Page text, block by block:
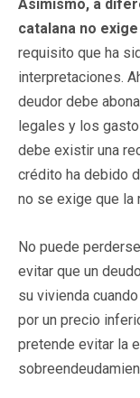
Asimismo, a
catalana no
requisito que ha
interpretaciones.
deudor debe
legales y los
debe existir una
crédito ha debido
no se exige que la
No puede
evitar que un
su vivienda
por un precio
pretende evitar la